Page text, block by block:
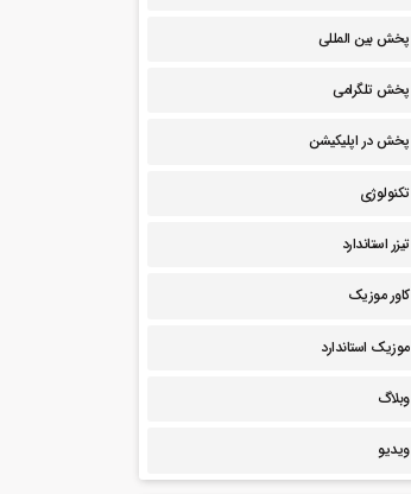
پخش بین المللی
پخش تلگرامی
پخش در اپلیکیشن
تکنولوژی
تیزر استاندارد
کاور موزیک
موزیک استاندارد
وبلاگ
ویدیو